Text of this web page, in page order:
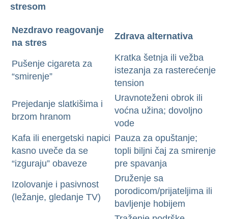
stresom
Nezdravo reagovanje
na stres
Zdrava alternativa
Pušenje cigareta za
“smirenje”
Kratka šetnja ili vežba
istezanja za rasterećenje
tension
Prejedanje slatkišima i
brzom hranom
Uravnoteženi obrok ili
voćna užina; dovoljno
vode
Kafa ili energetski napici
kasno uveče da se
“izguraju” obaveze
Pauza za opuštanje;
topli biljni čaj za smirenje
pre spavanja
Izolovanje i pasivnost
(ležanje, gledanje TV)
Druženje sa
porodicom/prijateljima ili
bavljenje hobijem